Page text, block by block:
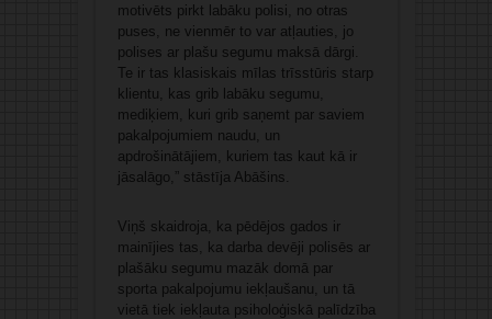
motivēts pirkt labāku polisi, no otras
puses, ne vienmēr to var atļauties, jo
polises ar plašu segumu maksā dārgi.
Te ir tas klasiskais mīlas trīsstūris starp
klientu, kas grib labāku segumu,
mediķiem, kuri grib saņemt par saviem
pakalpojumiem naudu, un
apdrošinātājiem, kuriem tas kaut kā ir
jāsalāgo,” stāstīja Abāšins.
Viņš skaidroja, ka pēdējos gados ir
mainījies tas, ka darba devēji polisēs ar
plašāku segumu mazāk domā par
sporta pakalpojumu iekļaušanu, un tā
vietā tiek iekļauta psiholoģiskā palīdzība